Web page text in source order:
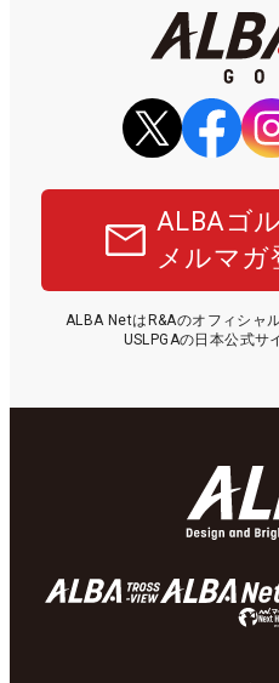
ALBAゴ
メルマガ
ALBA NetはR&Aのオフィシャ
USLPGAの日本公式サ